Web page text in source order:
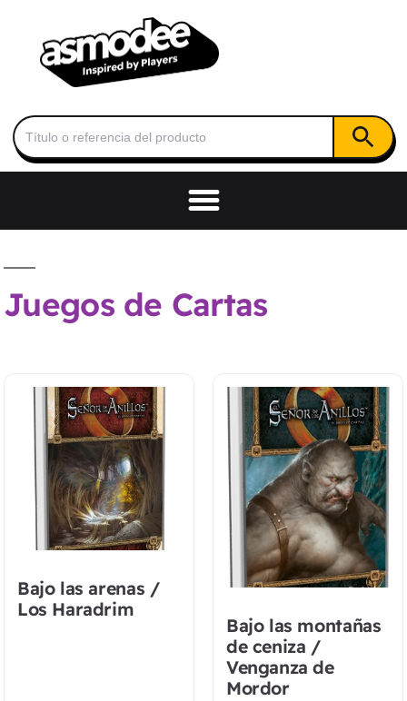
Buscar: Botón de
Juegos de Cartas
Bajo las arenas /
Los Haradrim
Bajo las montañas
de ceniza /
Venganza de
Mordor